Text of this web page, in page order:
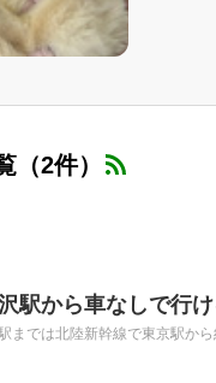
（2件）
駅から車なしで行
までは北陸新幹線で東京駅か